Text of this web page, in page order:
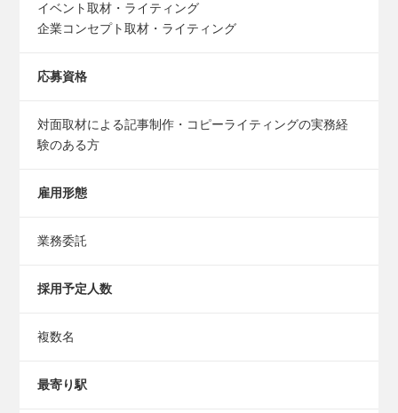
イベント取材・ライティング
企業コンセプト取材・ライティング
応募資格
対面取材による記事制作・コピーライティングの実務経
験のある方
雇用形態
業務委託
採用予定人数
複数名
最寄り駅